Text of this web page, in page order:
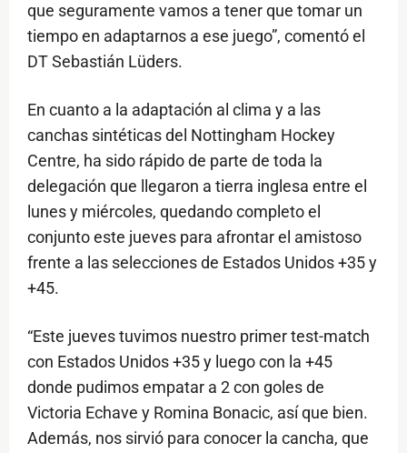
que seguramente vamos a tener que tomar un
tiempo en adaptarnos a ese juego”, comentó el
DT Sebastián Lüders.
En cuanto a la adaptación al clima y a las
canchas sintéticas del Nottingham Hockey
Centre, ha sido rápido de parte de toda la
delegación que llegaron a tierra inglesa entre el
lunes y miércoles, quedando completo el
conjunto este jueves para afrontar el amistoso
frente a las selecciones de Estados Unidos +35 y
+45.
“Este jueves tuvimos nuestro primer test-match
con Estados Unidos +35 y luego con la +45
donde pudimos empatar a 2 con goles de
Victoria Echave y Romina Bonacic, así que bien.
Además, nos sirvió para conocer la cancha, que